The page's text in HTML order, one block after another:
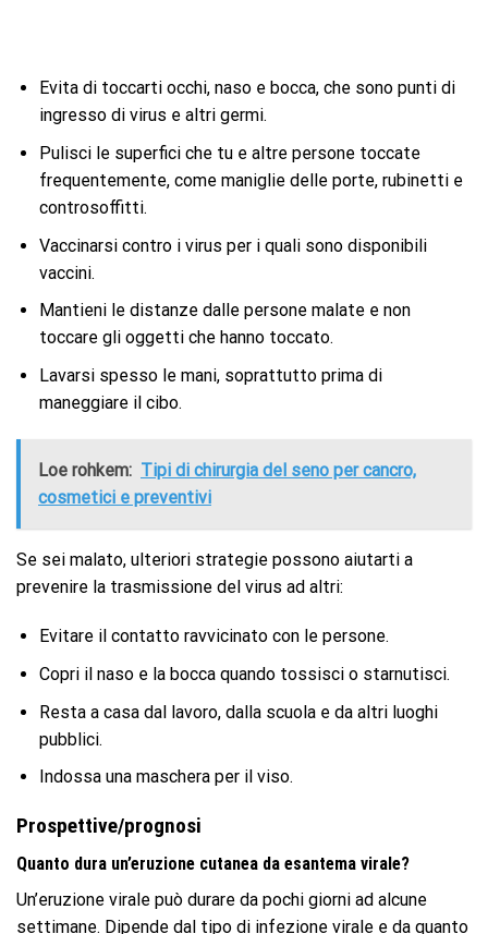
Evita di toccarti occhi, naso e bocca, che sono punti di
ingresso di virus e altri germi.
Pulisci le superfici che tu e altre persone toccate
frequentemente, come maniglie delle porte, rubinetti e
controsoffitti.
Vaccinarsi contro i virus per i quali sono disponibili
vaccini.
Mantieni le distanze dalle persone malate e non
toccare gli oggetti che hanno toccato.
Lavarsi spesso le mani, soprattutto prima di
maneggiare il cibo.
Loe rohkem: Tipi di chirurgia del seno per cancro,
cosmetici e preventivi
Se sei malato, ulteriori strategie possono aiutarti a
prevenire la trasmissione del virus ad altri:
Evitare il contatto ravvicinato con le persone.
Copri il naso e la bocca quando tossisci o starnutisci.
Resta a casa dal lavoro, dalla scuola e da altri luoghi
pubblici.
Indossa una maschera per il viso.
Prospettive/prognosi
Quanto dura un’eruzione cutanea da esantema virale?
Un’eruzione virale può durare da pochi giorni ad alcune
settimane. Dipende dal tipo di infezione virale e da quanto